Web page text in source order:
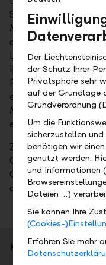
Steigerung des
Mia. an, einerseits
andererseits durch
Liechtenstein,
ihrer
Fondsgeschäft
erweitern. Sie prüft
Markt für
einer
Zur Umsetzung der
Gespräche für
Österreich und im
der Schweiz.
Kurzporträt
Der
der Schutz Ihrer
Privatsphäre sehr
auf der Grundlage
Grundverordnung
Um die
sicherzustellen
benötigen wir
genutzt werden.
und Informationen
Dateien …)
Sie können Ihre
(Cookies-
Erfahren Sie mehr